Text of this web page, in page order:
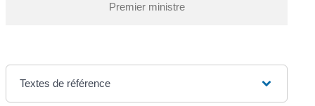
Premier ministre
Textes de référence